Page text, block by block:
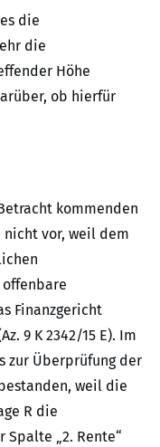
die
die
Höhe
ob hierfür
kommenden
nicht vor, weil dem
Finanzgericht
9 K 2342/15 E). Im
zur Überprüfung der
weil die
R die
Spalte „2. Rente“